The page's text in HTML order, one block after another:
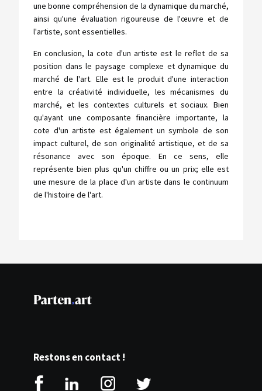
une bonne compréhension de la dynamique du marché,
ainsi qu'une évaluation rigoureuse de l'œuvre et de
l'artiste, sont essentielles.
En conclusion, la cote d'un artiste est le reflet de sa
position dans le paysage complexe et dynamique du
marché de l'art. Elle est le produit d'une interaction
entre la créativité individuelle, les mécanismes du
marché, et les contextes culturels et sociaux. Bien
qu'ayant une composante financière importante, la
cote d'un artiste est également un symbole de son
impact culturel, de son originalité artistique, et de sa
résonance avec son époque. En ce sens, elle
représente bien plus qu'un chiffre ou un prix; elle est
une mesure de la place d'un artiste dans le continuum
de l'histoire de l'art.
Restons en contact !